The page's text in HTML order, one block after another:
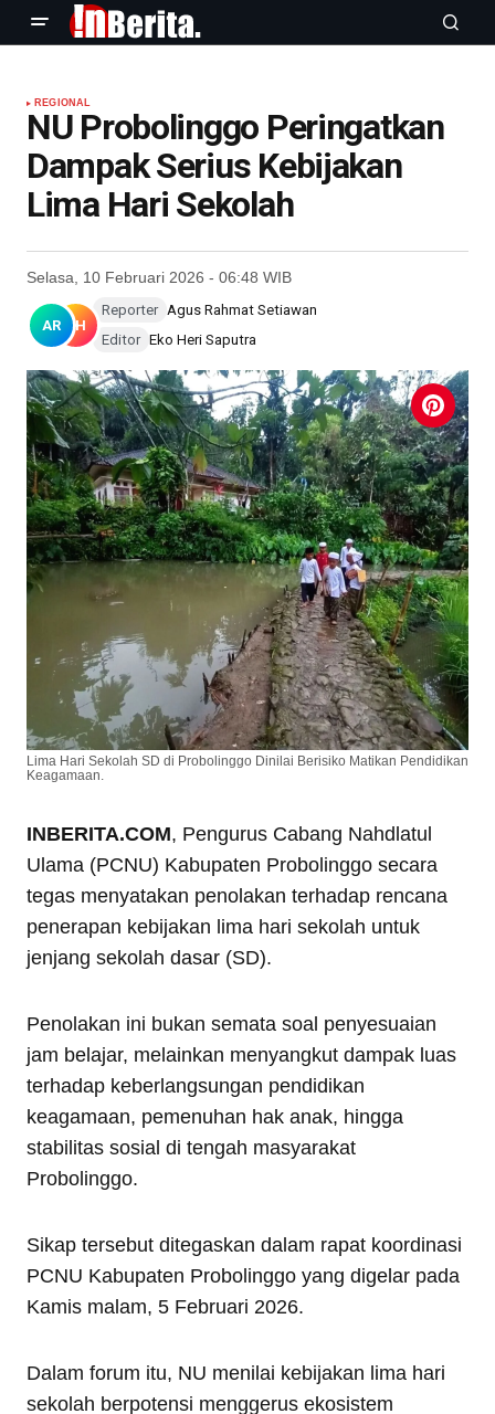
REGIONAL
NU Probolinggo Peringatkan
Dampak Serius Kebijakan
Lima Hari Sekolah
Selasa, 10 Februari 2026 - 06:48 WIB
AR EH
Reporter Agus Rahmat Setiawan
Editor Eko Heri Saputra
Lima Hari Sekolah SD di Probolinggo Dinilai Berisiko Matikan Pendidikan
Keagamaan.
INBERITA.COM, Pengurus Cabang Nahdlatul
Ulama (PCNU) Kabupaten Probolinggo secara
tegas menyatakan penolakan terhadap rencana
penerapan kebijakan lima hari sekolah untuk
jenjang sekolah dasar (SD).
Penolakan ini bukan semata soal penyesuaian
jam belajar, melainkan menyangkut dampak luas
terhadap keberlangsungan pendidikan
keagamaan, pemenuhan hak anak, hingga
stabilitas sosial di tengah masyarakat
Probolinggo.
Sikap tersebut ditegaskan dalam rapat koordinasi
PCNU Kabupaten Probolinggo yang digelar pada
Kamis malam, 5 Februari 2026.
Dalam forum itu, NU menilai kebijakan lima hari
sekolah berpotensi menggerus ekosistem